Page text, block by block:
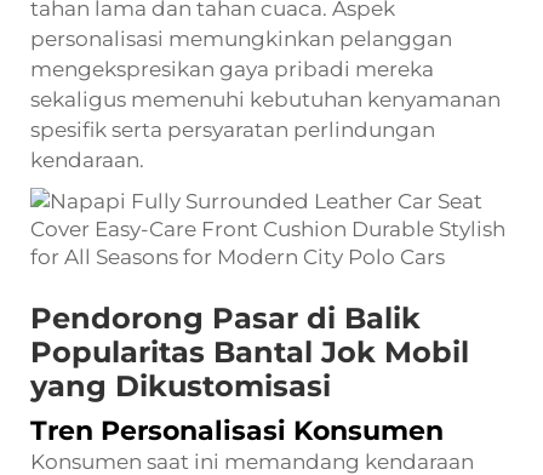
tahan lama dan tahan cuaca. Aspek
personalisasi memungkinkan pelanggan
mengekspresikan gaya pribadi mereka
sekaligus memenuhi kebutuhan kenyamanan
spesifik serta persyaratan perlindungan
kendaraan.
Pendorong Pasar di Balik
Popularitas Bantal Jok Mobil
yang Dikustomisasi
Tren Personalisasi Konsumen
Konsumen saat ini memandang kendaraan